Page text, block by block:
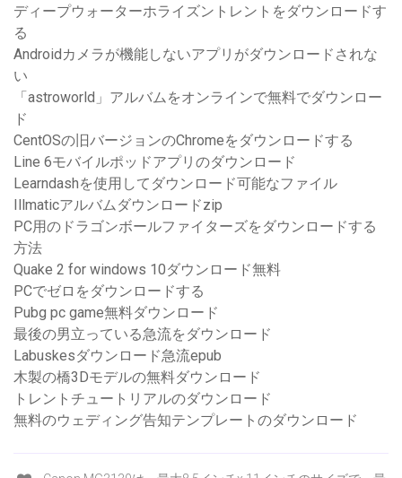
ディープウォーターホライズントレントをダウンロードす
る
Androidカメラが機能しないアプリがダウンロードされな
い
「astroworld」アルバムをオンラインで無料でダウンロー
ド
CentOSの旧バージョンのChromeをダウンロードする
Line 6モバイルポッドアプリのダウンロード
Learndashを使用してダウンロード可能なファイル
Illmaticアルバムダウンロードzip
PC用のドラゴンボールファイターズをダウンロードする
方法
Quake 2 for windows 10ダウンロード無料
PCでゼロをダウンロードする
Pubg pc game無料ダウンロード
最後の男立っている急流をダウンロード
Labuskesダウンロード急流epub
木製の橋3Dモデルの無料ダウンロード
トレントチュートリアルのダウンロード
無料のウェディング告知テンプレートのダウンロード